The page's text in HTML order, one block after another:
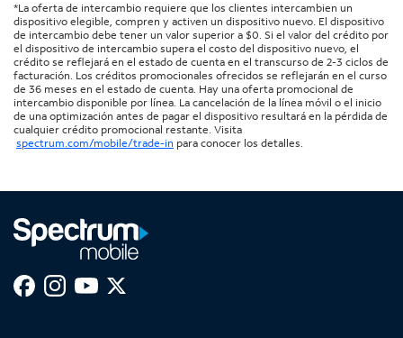
*La oferta de intercambio requiere que los clientes intercambien un
dispositivo elegible, compren y activen un dispositivo nuevo. El dispositivo
de intercambio debe tener un valor superior a $0. Si el valor del crédito por
el dispositivo de intercambio supera el costo del dispositivo nuevo, el
crédito se reflejará en el estado de cuenta en el transcurso de 2-3 ciclos de
facturación. Los créditos promocionales ofrecidos se reflejarán en el curso
de 36 meses en el estado de cuenta. Hay una oferta promocional de
intercambio disponible por línea. La cancelación de la línea móvil o el inicio
de una optimización antes de pagar el dispositivo resultará en la pérdida de
cualquier crédito promocional restante. Visita
spectrum.com/mobile/trade-in para conocer los detalles.